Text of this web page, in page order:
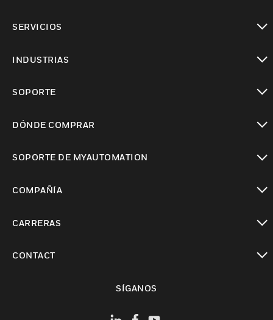
SERVICIOS
INDUSTRIAS
SOPORTE
DÓNDE COMPRAR
SOPORTE DE MYAUTOMATION
COMPAÑÍA
CARRERAS
CONTACT
SÍGANOS